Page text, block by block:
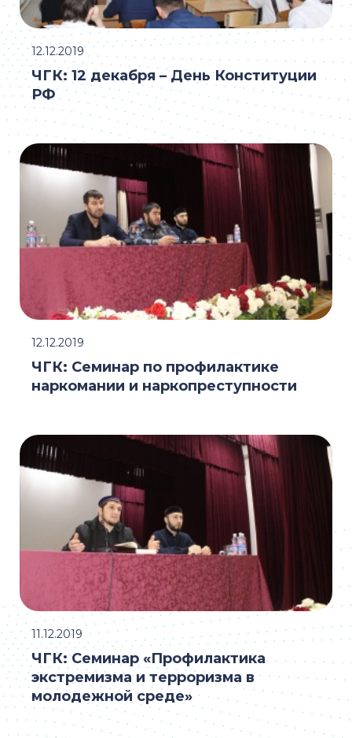
ЧГК: 12 декабря – День Конституции
РФ
12.12.2019
ЧГК: Семинар по профилактике
наркомании и наркопреступности
12.12.2019
ЧГК: Семинар «Профилактика
экстремизма и терроризма в
молодежной среде»
11.12.2019